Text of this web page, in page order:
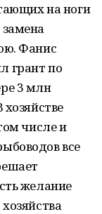
на ноги
Фанис
грант по
3 млн
числе и
все
желание